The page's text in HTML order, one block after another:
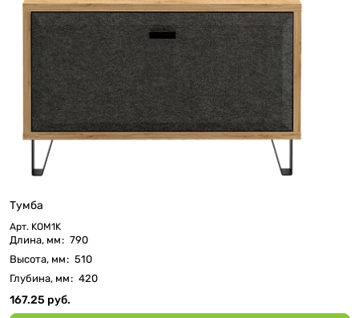
Тумба
Арт. KOM1K
Длина, мм: 790
Высота, мм: 510
Глубина, мм: 420
167.25 руб.